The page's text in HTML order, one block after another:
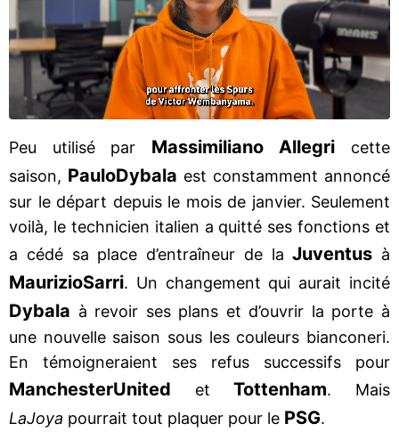
Peu utilisé par Massimiliano Allegri cette
saison, PauloDybala est constamment annoncé
sur le départ depuis le mois de janvier. Seulement
voilà, le technicien italien a quitté ses fonctions et
a cédé sa place d’entraîneur de laJuventus à
MaurizioSarri. Un changement qui aurait incité
Dybala à revoir ses plans et d’ouvrir la porte à
une nouvelle saison sous les couleurs bianconeri.
En témoigneraient ses refus successifs pour
ManchesterUnited etTottenham. Mais
LaJoya pourrait tout plaquer pour le PSG.